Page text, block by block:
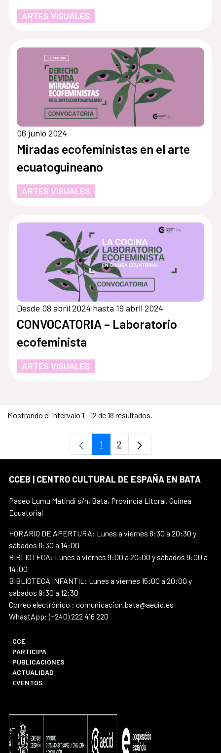
ARTES VISUALES
06 junio 2024
Miradas ecofeministas en el arte
ecuatoguineano
ARTES VISUALES
Desde 08 abril 2024 hasta 19 abril 2024
CONVOCATORIA – Laboratorio
ecofeminista
ARTES VISUALES
Mostrando el intervalo 1 - 12 de 18 resultados.
Página
1 Página
2
CCEB | CENTRO CULTURAL DE ESPAÑA EN BATA
Paseo Lumu Matindi s/n, Bata, Provincia Litoral, Guinea
Ecuatorial
HORARIO DE APERTURA: Lunes a viernes 8:30 a 20:30 y
sábados 8:30 a 14:00
BIBLIOTECA: Lunes a viernes 9:00 a 20:00 y sábados 9:00 a
14:00
BIBLIOTECA INFANTIL: Lunes a viernes 15:00 a 20:00 y
sábados 9:30 a 12:30
Correo electrónico : comunicacion.bata@aecid.es
WhastApp: (+240) 222 416 220
CCE
PARTICIPA
PUBLICACIONES
ACTUALIDAD
EVENTOS